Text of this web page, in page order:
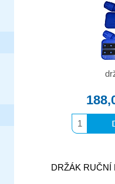
DRŽÁK RUČNÍ